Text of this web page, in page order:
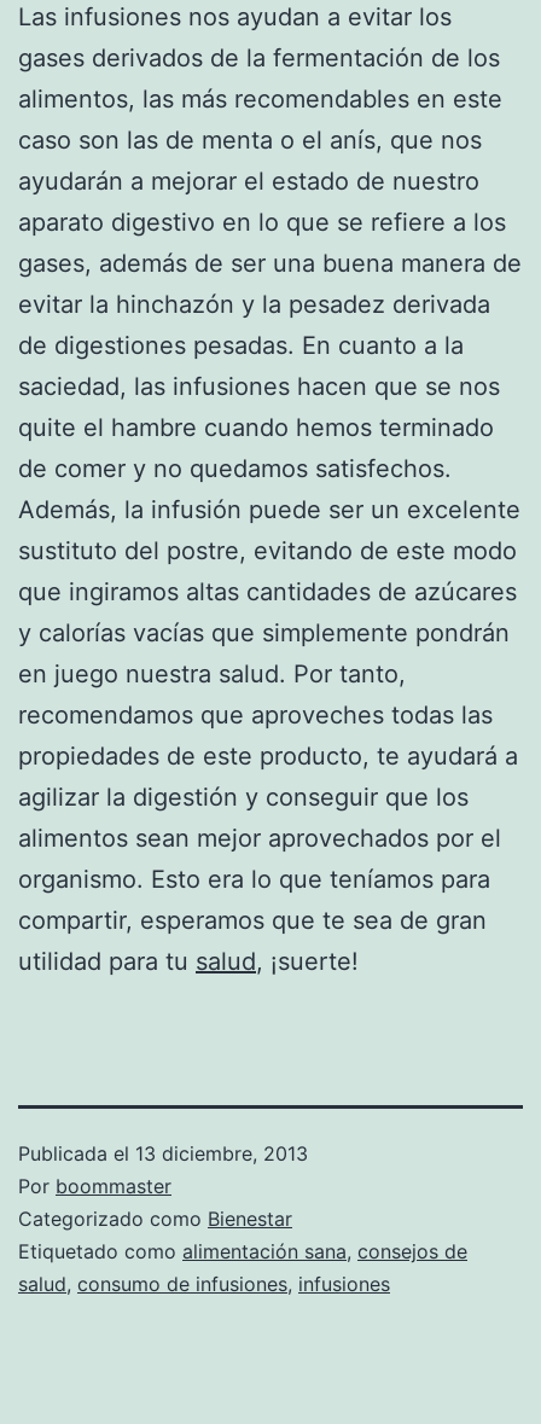
Las infusiones nos ayudan a evitar los
gases derivados de la fermentación de los
alimentos, las más recomendables en este
caso son las de menta o el anís, que nos
ayudarán a mejorar el estado de nuestro
aparato digestivo en lo que se refiere a los
gases, además de ser una buena manera de
evitar la hinchazón y la pesadez derivada
de digestiones pesadas. En cuanto a la
saciedad, las infusiones hacen que se nos
quite el hambre cuando hemos terminado
de comer y no quedamos satisfechos.
Además, la infusión puede ser un excelente
sustituto del postre, evitando de este modo
que ingiramos altas cantidades de azúcares
y calorías vacías que simplemente pondrán
en juego nuestra salud. Por tanto,
recomendamos que aproveches todas las
propiedades de este producto, te ayudará a
agilizar la digestión y conseguir que los
alimentos sean mejor aprovechados por el
organismo. Esto era lo que teníamos para
compartir, esperamos que te sea de gran
utilidad para tu salud, ¡suerte!
Publicada el 13 diciembre, 2013
Por boommaster
Categorizado como Bienestar
Etiquetado como alimentación sana, consejos de
salud, consumo de infusiones, infusiones